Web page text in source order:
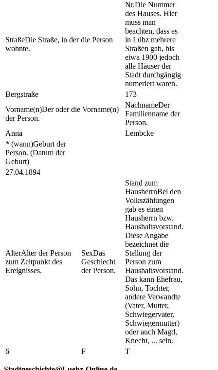
StraßeDie Straße, in der die Person
wohnte.
Nr.Die Nummer
des Hauses. Hier
muss man
beachten, dass es
in Lübz mehrere
Straßen gab, bis
etwa 1900 jedoch
alle Häuser der
Stadt durchgängig
numeriert waren.
Bergstraße
173
Vorname(n)Der oder die Vorname(n)
der Person.
NachnameDer
Familienname der
Person.
Anna
Lembcke
* (wann)Geburt der
Person. (Datum der
Geburt)
27.04.1894
AlterAlter der Person
zum Zeitpunkt des
Ereignisses.
SexDas
Geschlecht
der Person.
Stand zum
HausherrnBei den
Volkszählungen
gab es einen
Hausherrn bzw.
Haushaltsvorstand.
Diese Angabe
bezeichnet die
Stellung der
Person zum
Haushaltsvorstand.
Das kann Ehefrau,
Sohn, Tochter,
andere Verwandte
(Vater, Mutter,
Schwiegervater,
Schwiegermutter)
oder auch Magd,
Knecht, ... sein.
6
F T